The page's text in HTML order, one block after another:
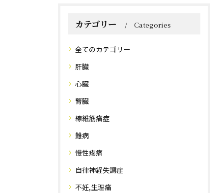
カテゴリー Categories
全てのカテゴリー
肝臓
心臓
腎臓
線維筋痛症
難病
慢性疼痛
自律神経失調症
不妊,生理痛